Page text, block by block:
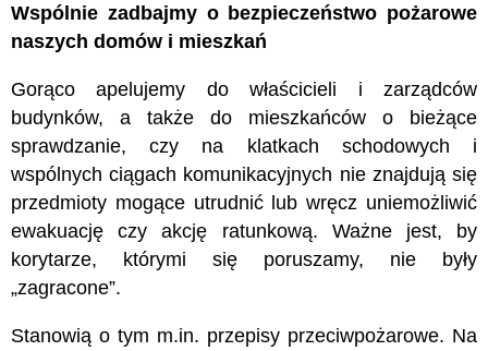
Wspólnie zadbajmy o bezpieczeństwo pożarowe
naszych domów i mieszkań
Gorąco apelujemy do właścicieli i zarządców
budynków, a także do mieszkańców o bieżące
sprawdzanie, czy na klatkach schodowych i
wspólnych ciągach komunikacyjnych nie znajdują się
przedmioty mogące utrudnić lub wręcz uniemożliwić
ewakuację czy akcję ratunkową. Ważne jest, by
korytarze, którymi się poruszamy, nie były
„zagracone”.
Stanowią o tym m.in. przepisy przeciwpożarowe. Na